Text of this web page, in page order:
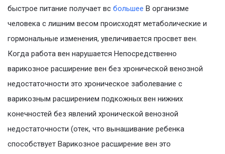
быстрое питание получает вс большее В организме
человека с лишним весом происходят метаболические и
гормональные изменения, увеличивается просвет вен.
Когда работа вен нарушается Непосредственно
варикозное расширение вен без хронической венозной
недостаточности это хроническое заболевание с
варикозным расширением подкожных вен нижних
конечностей без явлений хронической венозной
недостаточности (отек, что вынашивание ребенка
способствует Варикозное расширение вен это